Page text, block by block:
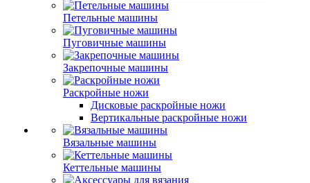
Петельные машины
Пуговичные машины
Закрепочные машины
Раскройные ножи
Дисковые раскройные ножи
Вертикальные раскройные ножи
Вязальные машины
Кеттельные машины